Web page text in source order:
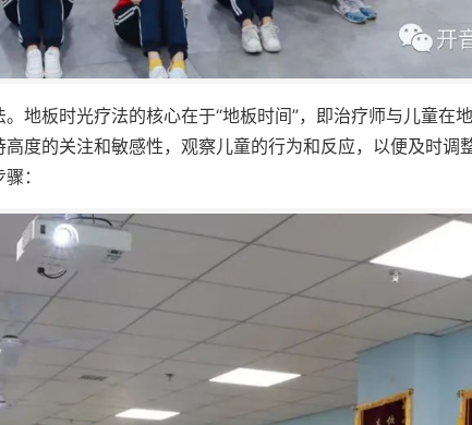
地板时光疗法的核心在于“地板时间”，即治疗师与儿童在
度的关注和敏感性，观察儿童的行为和反应，以便及时调
：